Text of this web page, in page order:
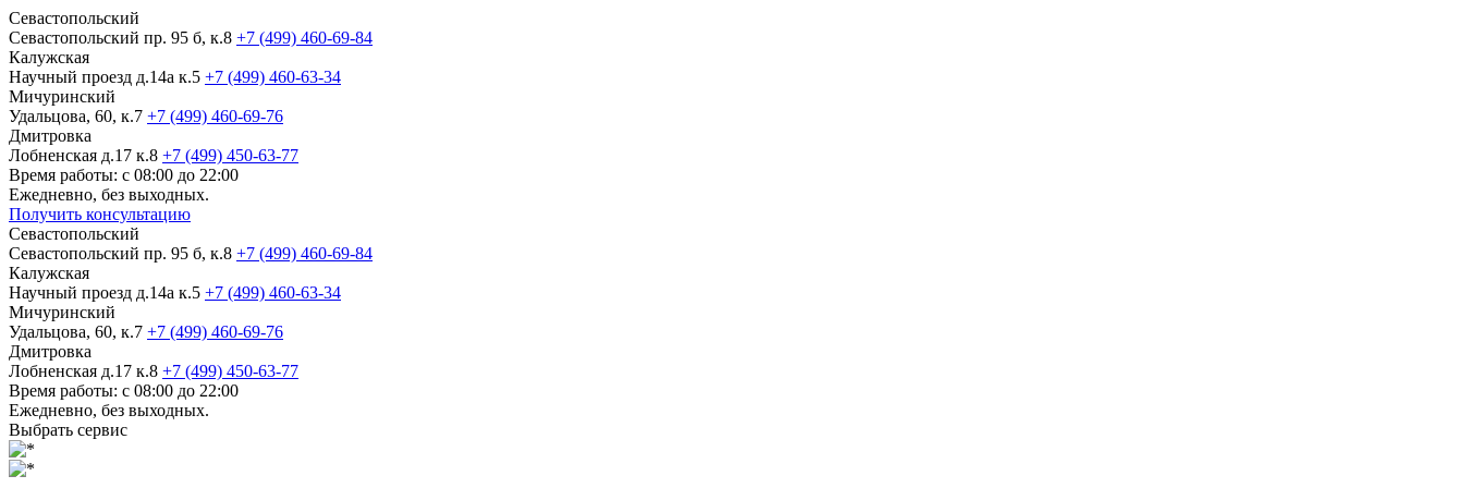
Севастопольский
Севастопольский пр. 95 б, к.8 +7 (499) 460-69-84
Калужская
Научный проезд д.14а к.5 +7 (499) 460-63-34
Мичуринский
Удальцова, 60, к.7 +7 (499) 460-69-76
Дмитровка
Лобненская д.17 к.8 +7 (499) 450-63-77
Время работы: с 08:00 до 22:00
Ежедневно, без выходных.
Получить консультацию
Севастопольский
Севастопольский пр. 95 б, к.8 +7 (499) 460-69-84
Калужская
Научный проезд д.14а к.5 +7 (499) 460-63-34
Мичуринский
Удальцова, 60, к.7 +7 (499) 460-69-76
Дмитровка
Лобненская д.17 к.8 +7 (499) 450-63-77
Время работы: с 08:00 до 22:00
Ежедневно, без выходных.
Выбрать сервис